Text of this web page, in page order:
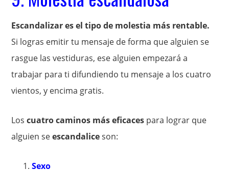
Escandalizar es el tipo de molestia más rentable.
Si logras emitir tu mensaje de forma que alguien se
rasgue las vestiduras, ese alguien empezará a
trabajar para ti difundiendo tu mensaje a los cuatro
vientos, y encima gratis.
Loscuatro caminos más eficaces para lograr que
alguien seescandaliceson:
Sexo